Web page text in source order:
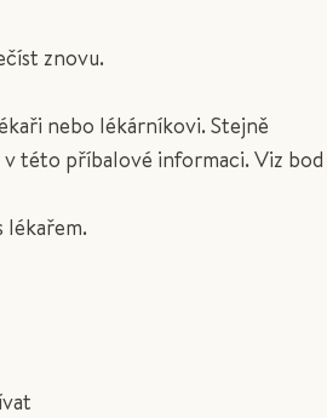
znovu.
nebo lékárníkovi. Stejně
této příbalové informaci. Viz bod
lékařem.